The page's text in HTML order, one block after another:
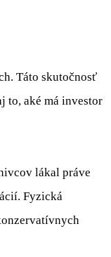
Táto skutočnosť
to, aké má investor
lákal práve
Fyzická